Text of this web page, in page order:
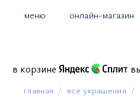
меню онлайн-магазин
в корзине
главная все украшения